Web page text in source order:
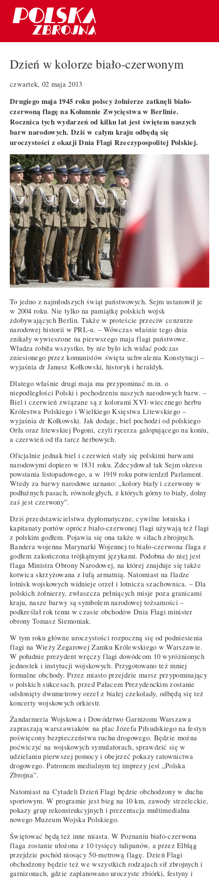
Dzień w kolorze biało-czerwonym
czwartek, 02 maja 2013
Drugiego maja 1945 roku polscy żołnierze zatknęli biało-
czerwoną flagę na Kolumnie Zwycięstwa w Berlinie.
Rocznica tych wydarzeń od kilku lat jest świętem naszych
barw narodowych. Dziś w całym kraju odbędą się
uroczystości z okazji Dnia Flagi Rzeczypospolitej Polskiej.
To jedno z najmłodszych świąt państwowych. Sejm ustanowił je
w 2004 roku. Nie tylko na pamiątkę polskich wojsk
zdobywających Berlin. Także w proteście przeciw cenzurze
narodowej historii w PRL-u. – Wówczas właśnie tego dnia
znikały wywieszone na pierwszego maja flagi państwowe.
Władza robiła wszystko, by nie było ich widać podczas
zniesionego przez komunistów święta uchwalenia Konstytucji –
wyjaśnia dr Janusz Kołkowski, historyk i heraldyk.
Dlatego właśnie drugi maja ma przypominać m.in. o
niepodległości Polski i pochodzeniu naszych narodowych barw. –
Biel i czerwień związane są z kolorami XVI-wiecznego herbu
Królestwa Polskiego i Wielkiego Księstwa Litewskiego –
wyjaśnia dr Kołkowski. Jak dodaje, biel pochodzi od polskiego
Orła oraz litewskiej Pogoni, czyli rycerza galopującego na koniu,
a czerwień od tła tarcz herbowych.
Oficjalnie jednak biel i czerwień stały się polskimi barwami
narodowymi dopiero w 1831 roku. Zdecydował tak Sejm okresu
powstania listopadowego, a w 1919 roku potwierdził Parlament.
Wtedy za barwy narodowe uznano: „kolory biały i czerwony w
podłużnych pasach, równoległych, z których górny to biały, dolny
zaś jest czerwony”.
Dziś przedstawicielstwa dyplomatyczne, cywilne lotniska i
kapitanaty portów oprócz biało-czerwonej flagi używają też flagi
z polskim godłem. Pojawia się ona także w siłach zbrojnych.
Bandera wojenna Marynarki Wojennej to biało-czerwona flaga z
godłem zakończona trójkątnymi językami. Podobna do niej jest
flaga Ministra Obrony Narodowej, na której znajduje się także
kotwica skrzyżowana z lufą armatnią. Natomiast na fladze
lotnisk wojskowych widnieje orzeł i lotnicza szachownica. – Dla
polskich żołnierzy, zwłaszcza pełniących misje poza granicami
kraju, nasze barwy są symbolem narodowej tożsamości –
podkreślał rok temu w czasie obchodów Dnia Flagi minister
obrony Tomasz Siemoniak.
W tym roku główne uroczystości rozpoczną się od podniesienia
flagi na Wieży Zegarowej Zamku Królewskiego w Warszawie.
W południe prezydent wręczy flagi dowódcom 10 wyróżnionych
jednostek i instytucji wojskowych. Przygotowano też mniej
formalne obchody. Przez miasto przejdzie marsz przypominający
o polskich sukcesach, przed Pałacem Prezydenckim zostanie
odsłonięty dwumetrowy orzeł z białej czekolady, odbędą się też
koncerty wojskowych orkiestr.
Żandarmeria Wojskowa i Dowództwo Garnizonu Warszawa
zapraszają warszawiaków na plac Józefa Piłsudskiego na festyn
poświęcony bezpieczeństwu ruchu drogowego. Będzie można
poćwiczyć na wojskowych symulatorach, sprawdzić się w
udzielaniu pierwszej pomocy i obejrzeć pokazy ratownictwa
drogowego. Patronem medialnym tej imprezy jest „Polska
Zbrojna”.
Natomiast na Cytadeli Dzień Flagi będzie obchodzony w duchu
sportowym. W programie jest bieg na 10 km, zawody strzeleckie,
pokazy grup rekonstrukcyjnych i prezentacja multimedialna
nowego Muzeum Wojska Polskiego.
Świętować będą też inne miasta. W Poznaniu biało-czerwona
flaga zostanie ułożona z 10 tysięcy tulipanów, a przez Elbląg
przejdzie pochód niosący 50-metrową flagę. Dzień Flagi
obchodzony będzie też we wszystkich rodzajach sił zbrojnych i
garnizonach, gdzie zaplanowano uroczyste zbiórki, festyny i